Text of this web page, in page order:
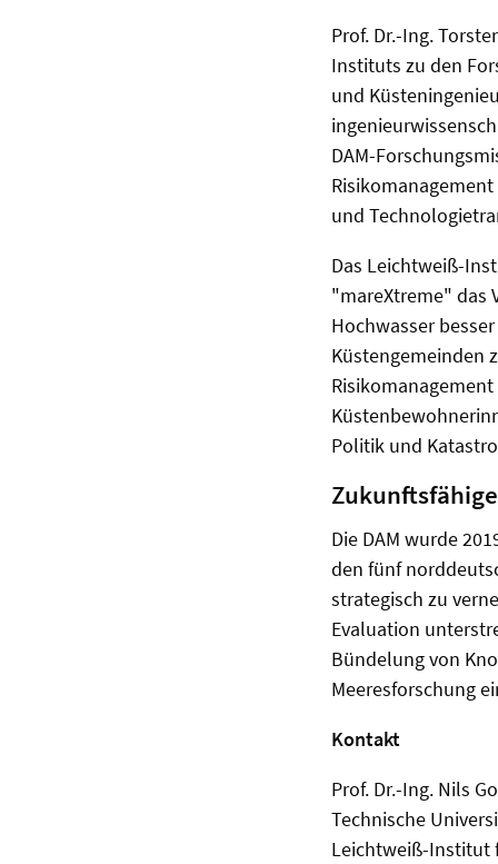
Prof. Dr.-Ing.
Instituts zu den
und
DAM-
und
Das Leichtweiß-
"mareXtreme" das
Hochwasser
Küstengemeinden
Politik und
Die DAM wurde
den fünf
strategisch zu
Evaluation
Bündelung von
Meeresforschung
Kontakt
Prof. Dr.-Ing. Nils
Technische
Leichtweiß-Institut